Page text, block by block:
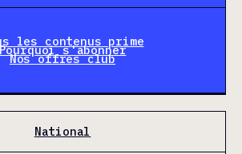
les contenus prime
s'abonner
Nos offres club
National